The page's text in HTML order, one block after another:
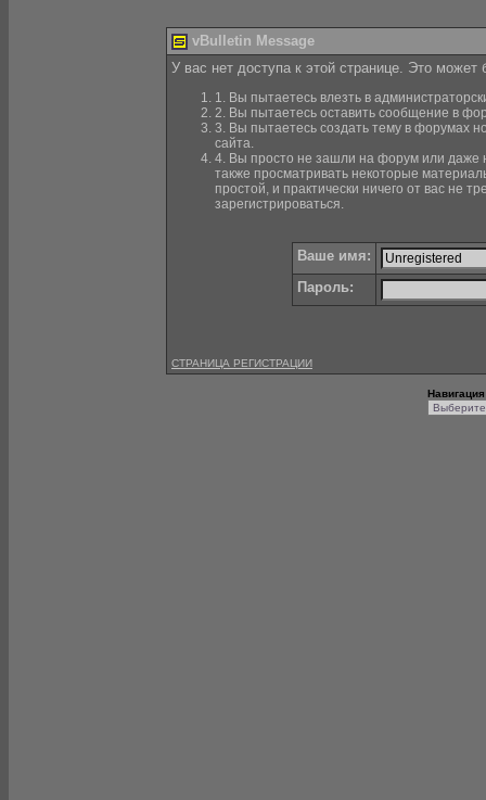
vBulletin Message
У вас нет доступа к этой странице. Это
1. Вы пытаетесь влезть в
2. Вы пытаетесь оставить сообщение в
3. Вы пытаетесь создать тему в форумах
сайта.
4. Вы просто не зашли на форум или даже
также просматривать некоторые
простой, и практически ничего от вас не
зарегистрироваться.
Ваше имя:
Пароль:
СТРАНИЦА РЕГИСТРАЦИИ